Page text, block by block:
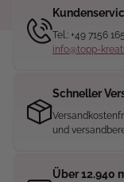
Tel.: +49 7156
info@topp-
Schneller
und
Über 12.940